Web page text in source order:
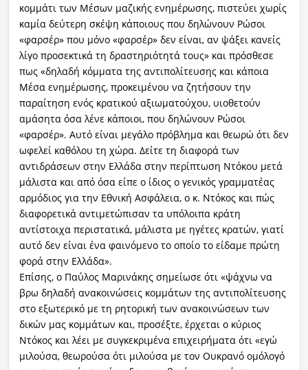
κομμάτι των Μέσων μαζικής ενημέρωσης, πιστεύει χωρίς
καμία δεύτερη σκέψη κάποιους που δηλώνουν Ρώσοι
«φαρσέρ» που μόνο «φαρσέρ» δεν είναι, αν ψάξει κανείς
λίγο προσεκτικά τη δραστηριότητά τους» και πρόσθεσε
πως «δηλαδή κόμματα της αντιπολίτευσης και κάποια
Μέσα ενημέρωσης, προκειμένου να ζητήσουν την
παραίτηση ενός κρατικού αξιωματούχου, υιοθετούν
αμάσητα όσα λένε κάποιοι, που δηλώνουν Ρώσοι
«φαρσέρ». Αυτό είναι μεγάλο πρόβλημα και θεωρώ ότι δεν
ωφελεί καθόλου τη χώρα. Δείτε τη διαφορά των
αντιδράσεων στην Ελλάδα στην περίπτωση Ντόκου μετά
μάλιστα και από όσα είπε ο ίδιος ο γενικός γραμματέας
αρμόδιος για την Εθνική Ασφάλεια, ο κ. Ντόκος και πώς
διαφορετικά αντιμετώπισαν τα υπόλοιπα κράτη
αντίστοιχα περιστατικά, μάλιστα με ηγέτες κρατών, γιατί
αυτό δεν είναι ένα φαινόμενο το οποίο το είδαμε πρώτη
φορά στην Ελλάδα».
Επίσης, ο Παύλος Μαρινάκης σημείωσε ότι «ψάχνω να
βρω δηλαδή ανακοινώσεις κομμάτων της αντιπολίτευσης
στο εξωτερικό με τη ρητορική των ανακοινώσεων των
δικών μας κομμάτων και, προσέξτε, έρχεται ο κύριος
Ντόκος και λέει με συγκεκριμένα επιχειρήματα ότι «εγώ
μιλούσα, θεωρούσα ότι μιλούσα με τον Ουκρανό ομόλογό